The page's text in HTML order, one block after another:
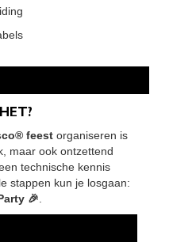
feest organiseren is
maar ook ontzettend
technische kennis
stappen kun je losgaan:
🎉